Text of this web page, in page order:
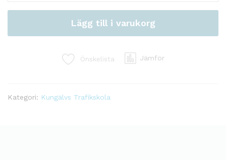
kvantitet
Lägg till i varukorg
Önskelista Jämför
Kategori: Kungälvs Trafikskola